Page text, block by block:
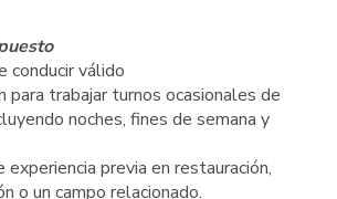
conducir válido
para trabajar turnos ocasionales de
noches, fines de semana y
experiencia previa en restauración,
o un campo relacionado.